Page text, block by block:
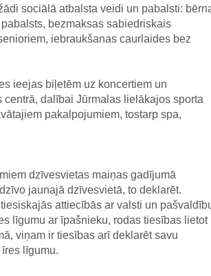
sociālā atbalsta veidi un pabalsti:
bezmaksas sabiedriskais
iebraukšanas caurlaides bez
ieejas biļetēm uz koncertiem un
dalībai Jūrmalas lielākajos sporta
pakalpojumiem, tostarp spa,
dzīvesvietas maiņas gadījumā
jaunajā dzīvesvietā, to deklarēt.
attiecībās ar valsti un
līgumu ar īpašnieku, rodas tiesības lietot
viņam ir tiesības arī deklarēt savu
līgumu.